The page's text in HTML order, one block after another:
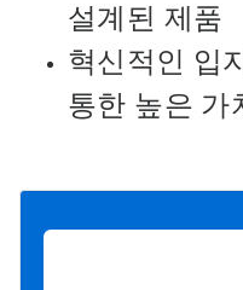
설계된 제품
혁신적인 입
통한 높은 가